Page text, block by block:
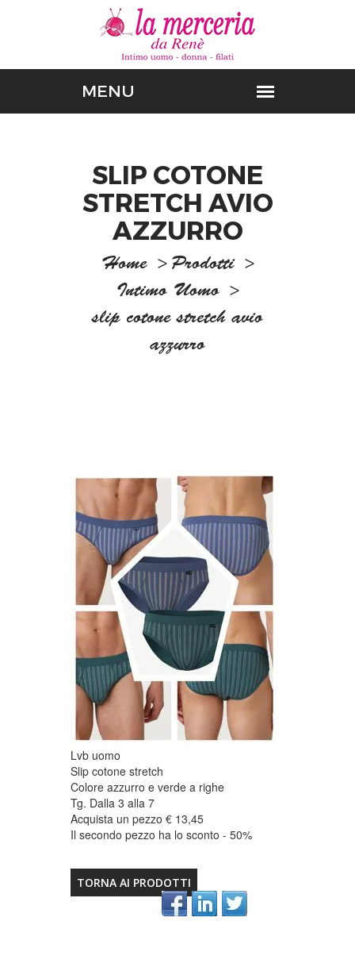
SLIP COTONE
STRETCH AVIO
AZZURRO
Home > Prodotti >
Intimo Uomo >
slip cotone stretch avio
azzurro
Lvb uomo
Slip cotone stretch
Colore azzurro e verde a righe
Tg. Dalla 3 alla 7
Acquista un pezzo € 13,45
Il secondo pezzo ha lo sconto - 50%
TORNA AI PRODOTTI